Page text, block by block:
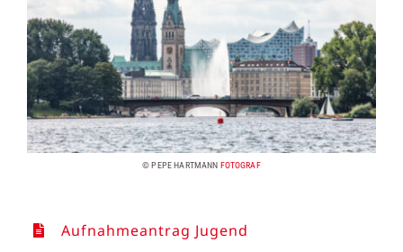
© PEPE HARTMANN FOTOGRAF
Aufnahmeantrag Jugend